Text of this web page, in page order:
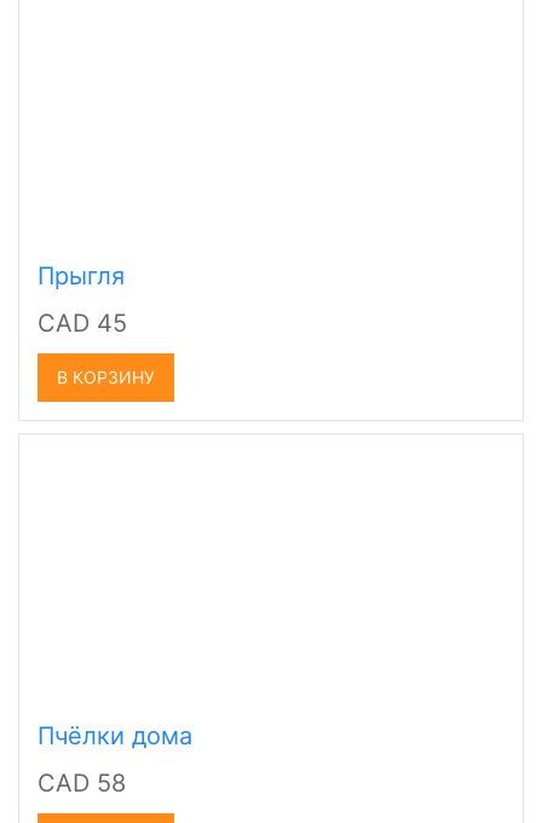
Прыгля
CAD 45
В КОРЗИНУ
Пчёлки дома
CAD 58